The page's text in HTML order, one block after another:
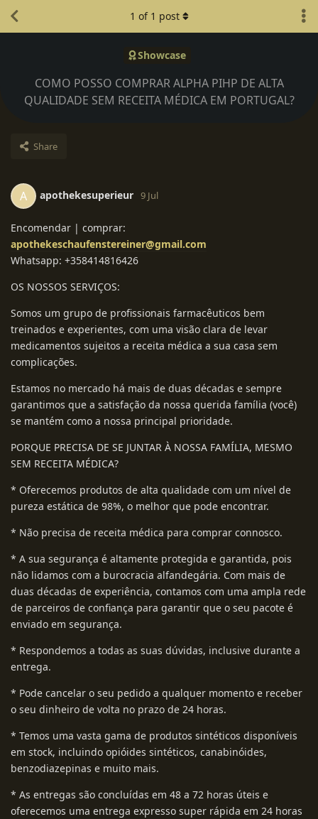
Showcase
COMO POSSO COMPRAR ALPHA PIHP DE ALTA
QUALIDADE SEM RECEITA MÉDICA EM PORTUGAL?
Share
1 of 1 post
A apothekesuperieur 9 Jul
Encomendar | comprar:
apothekeschaufenstereiner@gmail.com
Whatsapp: +358414816426
OS NOSSOS SERVIÇOS:
Somos um grupo de profissionais farmacêuticos bem
treinados e experientes, com uma visão clara de levar
medicamentos sujeitos a receita médica a sua casa sem
complicações.
Estamos no mercado há mais de duas décadas e sempre
garantimos que a satisfação da nossa querida família (você)
se mantém como a nossa principal prioridade.
PORQUE PRECISA DE SE JUNTAR À NOSSA FAMÍLIA, MESMO
SEM RECEITA MÉDICA?
* Oferecemos produtos de alta qualidade com um nível de
pureza estática de 98%, o melhor que pode encontrar.
* Não precisa de receita médica para comprar connosco.
* A sua segurança é altamente protegida e garantida, pois
não lidamos com a burocracia alfandegária. Com mais de
duas décadas de experiência, contamos com uma ampla rede
de parceiros de confiança para garantir que o seu pacote é
enviado em segurança.
* Respondemos a todas as suas dúvidas, inclusive durante a
entrega.
* Pode cancelar o seu pedido a qualquer momento e receber
o seu dinheiro de volta no prazo de 24 horas.
* Temos uma vasta gama de produtos sintéticos disponíveis
em stock, incluindo opióides sintéticos, canabinóides,
benzodiazepinas e muito mais.
* As entregas são concluídas em 48 a 72 horas úteis e
oferecemos uma entrega expresso super rápida em 24 horas